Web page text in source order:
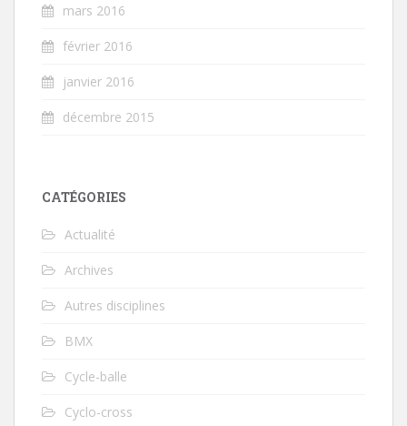
mars 2016
février 2016
janvier 2016
décembre 2015
CATÉGORIES
Actualité
Archives
Autres disciplines
BMX
Cycle-balle
Cyclo-cross